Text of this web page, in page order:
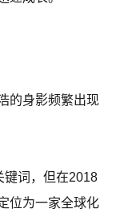
的身影频繁出现
键词，但在2018
位为一家全球化